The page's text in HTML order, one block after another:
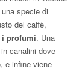
specie di
del caffè,
i profumi. Una
canalini dove
e infine viene